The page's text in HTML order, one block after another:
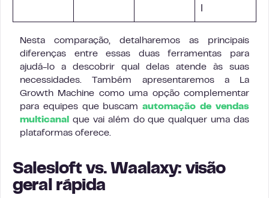
Nesta comparação, detalharemos as principais
diferenças entre essas duas ferramentas para
ajudá-lo a descobrir qual delas atende às suas
necessidades. Também apresentaremos a La
Growth Machine como uma opção complementar
para equipes que buscamautomação de vendas
multicanal
que vai além do que qualquer uma das
plataformas oferece.
Salesloft vs. Waalaxy: visão
geral rápida